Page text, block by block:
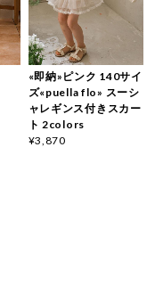
«即納»ピンク 140サイ
ズ«puella flo» スーシ
ャレギンス付きスカー
ト 2colors
¥3,870